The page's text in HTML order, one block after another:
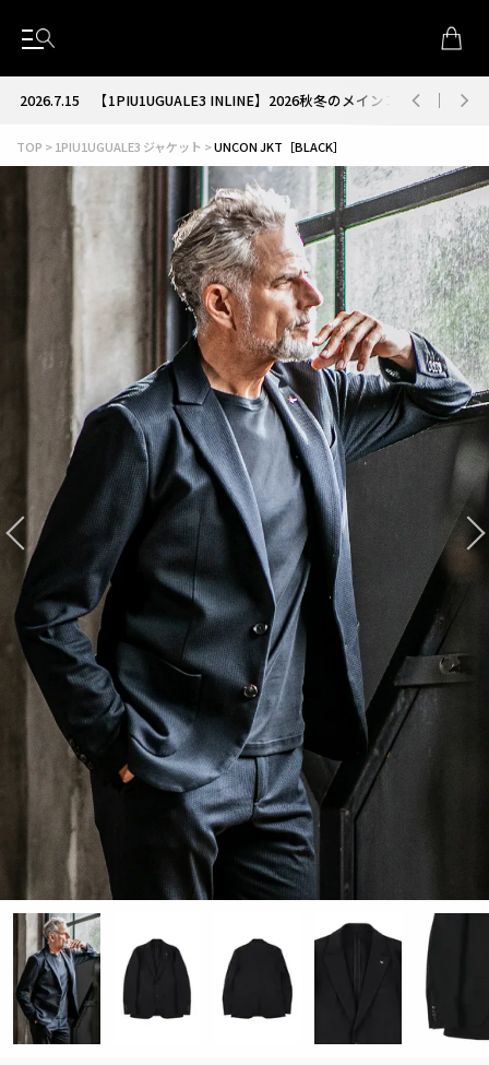
2026.7.15【1PIU1UGUALE3 INLINE】2026秋冬のメインコレクションが
TOP 1PIU1UGUALE3 ジャケット UNCON JKT［BLACK］